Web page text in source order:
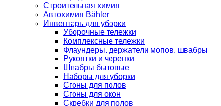
Строительная химия
Автохимия Bähler
Инвентарь для уборки
Уборочные тележки
Комплексные тележки
Флаундеры, держатели мопов, швабры
Рукоятки и черенки
Швабры бытовые
Наборы для уборки
Сгоны для полов
Сгоны для окон
Скребки для полов